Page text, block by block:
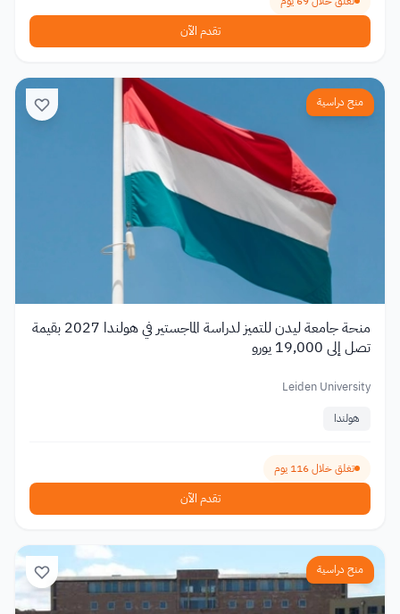
تقدم الآن
منح دراسية
منحة جامعة ليدن للتميز لدراسة الماجستير في هولندا 2027 بقيمة
تصل إلى 19,000 يورو
Leiden University
هولندا
تغلق خلال 116 يوم
تقدم الآن
منح دراسية